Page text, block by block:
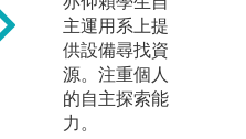
造。較為高層
的學習方式建
立在較低階層
的學習法上。
了解並運用這
學習法將可促
主運用系上提
供設備尋找資
源。注重個人
的自主探索能
力。